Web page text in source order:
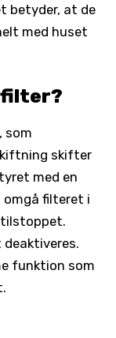
betyder, at de
med huset
som
skifter
med en
omgå filteret i
funktion som